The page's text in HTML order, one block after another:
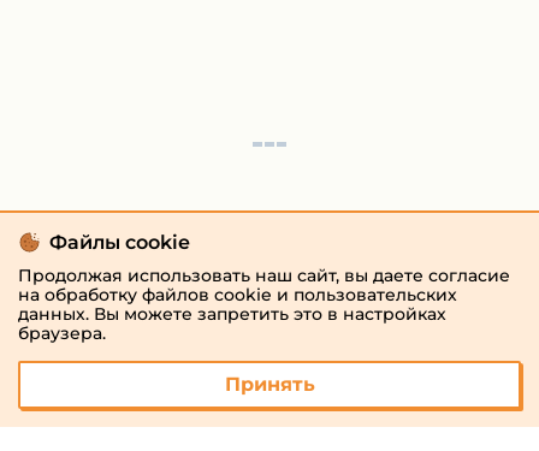
Файлы cookie
Продолжая использовать наш сайт, вы даете согласие
на обработку файлов cookie и пользовательских
данных. Вы можете запретить это в настройках
браузера.
Принять